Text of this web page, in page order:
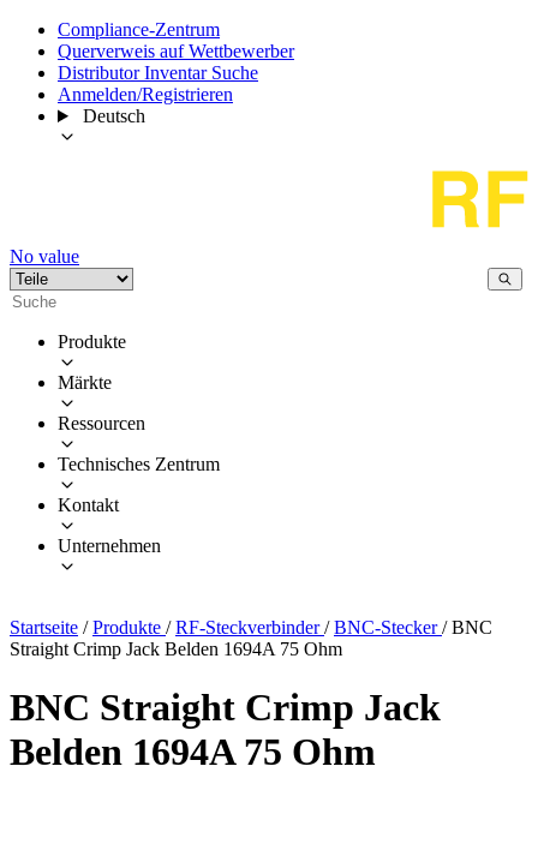
Compliance-Zentrum
Querverweis auf Wettbewerber
Distributor Inventar Suche
Anmelden/Registrieren
Deutsch
No value
Produkte
Märkte
Ressourcen
Technisches Zentrum
Kontakt
Unternehmen
Startseite / Produkte / RF-Steckverbinder/ BNC-Stecker/ BNC
Straight Crimp Jack Belden 1694A 75 Ohm
BNC Straight Crimp Jack
Belden 1694A 75 Ohm